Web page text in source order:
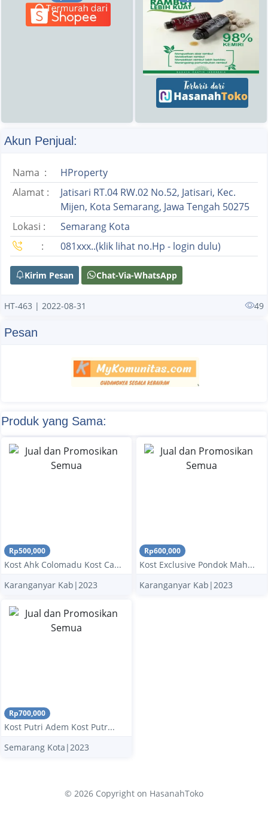
Akun Penjual:
Nama :
HProperty
Alamat :
Jatisari RT.04 RW.02 No.52, Jatisari, Kec.
Mijen, Kota Semarang, Jawa Tengah 50275
Lokasi :
Semarang Kota
:
081xxx..(klik lihat no.Hp - login dulu)
Kirim Pesan Chat-Via-WhatsApp
HT-463 | 2022-08-31 49
Pesan
Produk yang Sama:
Rp500,000
Kost Ahk Colomadu Kost Ca...
Karanganyar Kab|2023
Rp600,000
Kost Exclusive Pondok Mah...
Karanganyar Kab|2023
Rp700,000
Kost Putri Adem Kost Putr...
Semarang Kota|2023
© 2026 Copyright on HasanahToko